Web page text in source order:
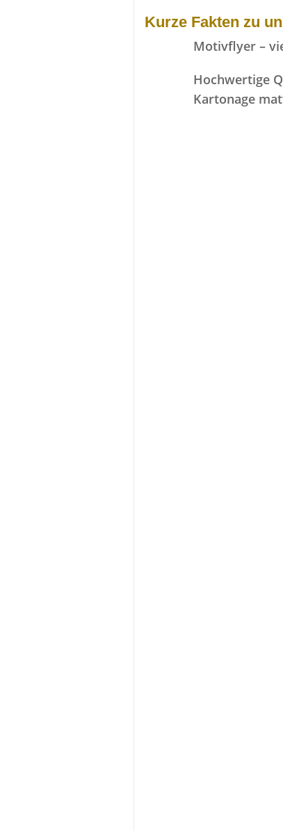
Kurze Fakten zu
Motivflyer –
Hochwertige
Kartonage